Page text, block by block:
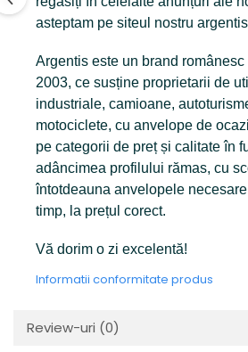
asteptam pe siteul nostru
Argentis este un brand românesc
2003, ce susține proprietarii de
industriale, camioane,
motociclete, cu anvelope de
pe categorii de preț și calitate în
adâncimea profilului rămas, cu
întotdeauna anvelopele
timp, la prețul corect.
Vă dorim o zi excelentă!
Informatii conformitate produs
Review-uri (0)